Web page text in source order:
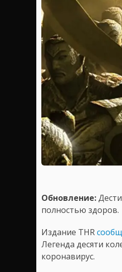
Обновление:
полностью здоров.
Издание THR
Легенда десяти
коронавирус.